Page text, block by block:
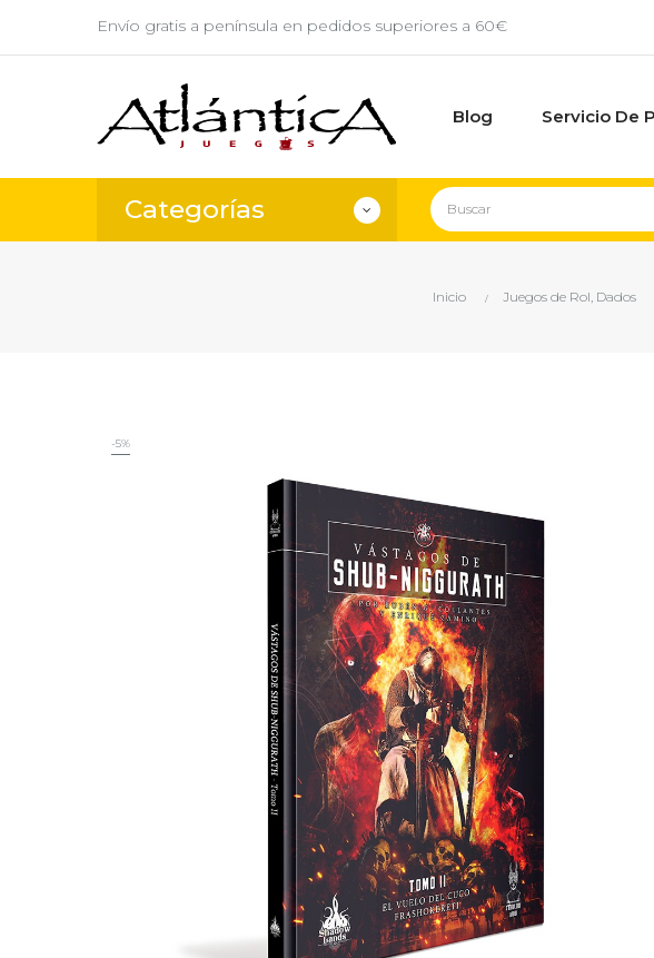
Envío gratis a península en pedidos superiores a 60€
Blog Servicio De
Categorías
Inicio Juegos de Rol, Dados
-5%